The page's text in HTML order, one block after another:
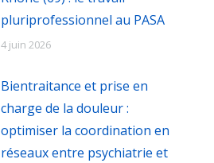
pluriprofessionnel au PASA
4 juin 2026
Bientraitance et prise en
charge de la douleur :
optimiser la coordination en
réseaux entre psychiatrie et